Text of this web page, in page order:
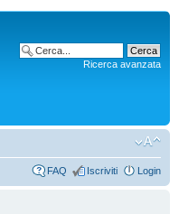
Ricerca avanzata
FAQ Iscriviti Login